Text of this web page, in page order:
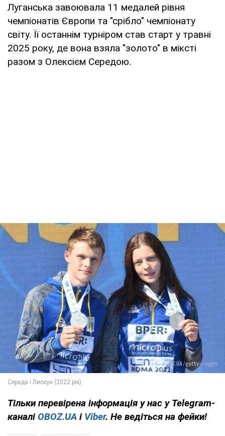
Луганська завоювала 11 медалей рівня
чемпіонатів Європи та "срібло" чемпіонату
світу. Її останнім турніром став старт у травні
2025 року, де вона взяла "золото" в міксті
разом з Олексієм Середою.
Тільки перевірена інформація у нас у Telegram-
каналі OBOZ.UA і Viber. Не ведіться на фейки!